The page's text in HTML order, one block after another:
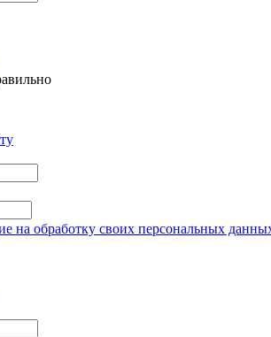
на обработку своих персональных